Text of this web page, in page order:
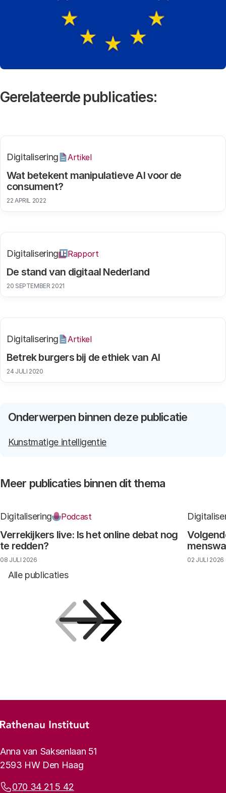
Gerelateerde publicaties:
Wat betekent manipulatieve AI voor de
consument?
Digitalisering Artikel
22 APRIL 2022
De stand van digitaal Nederland
Digitalisering Rapport
20 SEPTEMBER 2021
Betrek burgers bij de ethiek van AI
Digitalisering Artikel
24 JULI 2020
Onderwerpen binnen deze publicatie
Kunstmatige intelligentie
Meer publicaties binnen dit thema
Alle publicaties
Verrekijkers live: Is het online debat nog
te redden?
Digitalisering Podcast
08 JULI 2026 02 JULI 2026
Footer-menu
Rathenau logo, naar de homepage
Contactinformatie
Anna van Saksenlaan 51
2593 HW Den Haag
Telefoonnummer:
070 34 21 5 42